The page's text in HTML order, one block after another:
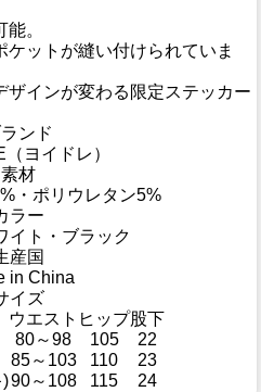
。
ットが縫い付けられていま
インが変わる限定ステッカー
ンド
ヨイドレ）
素材
・ポリウレタン5%
ラー
イト・ブラック
産国
in China
イズ
ウエスト ヒップ股下
80～98 105
22
85～103 110
23
)90～108 115 24